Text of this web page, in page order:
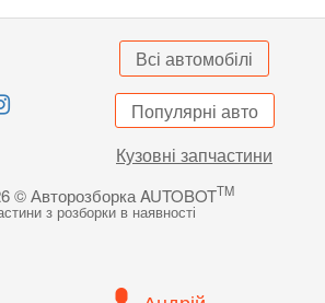
Всі автомобілі
Популярні авто
Кузовні запчастини
© Авторозборка AUTOBOTTM
з розборки в наявності